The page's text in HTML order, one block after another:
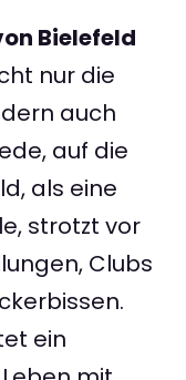
Bielefeld
nur die
auch
auf die
als eine
strotzt vor
Clubs
ein